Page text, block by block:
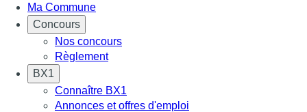
Ma Commune
Concours
Nos concours
Règlement
BX1
Connaître BX1
Annonces et offres d'emploi